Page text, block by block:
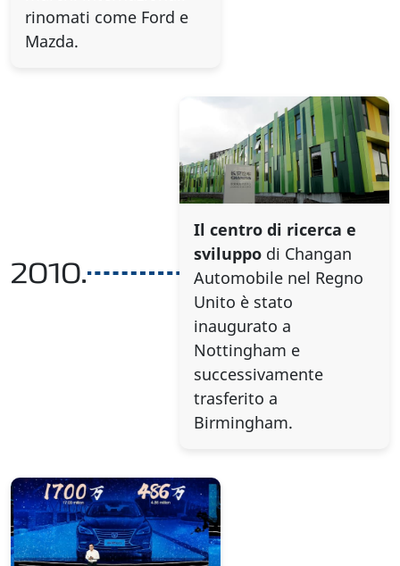
rinomati come Ford e
Mazda.
2010.
Il centro di ricerca e
sviluppo di Changan
Automobile nel Regno
Unito è stato
inaugurato a
Nottingham e
successivamente
trasferito a
Birmingham.